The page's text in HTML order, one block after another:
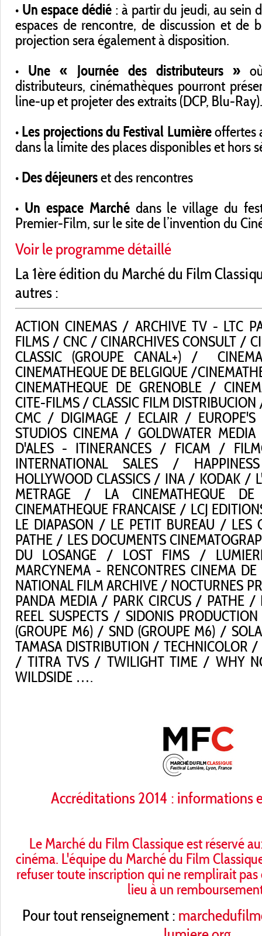
• Un espace dédié: à partir du jeudi, au sein
espaces de rencontre, de discussion et de
projection sera également à disposition.
• Une « Journée des distributeurs »
distributeurs, cinémathèques pourront
line-up et projeter des extraits (DCP, Blu-Ray).
• Les projections du Festival Lumièreoffertes
dans la limite des places disponibles et hors
• Des déjeunerset des rencontres
• Un espace Marchédans le village du
Premier-Film, sur le site de l’invention du
Voir le programme détaillé
La 1ère édition du Marché du Film
autres :
ACTION CINEMAS / ARCHIVE TV - LTC
FILMS / CNC / CINARCHIVES CONSULT /
CLASSIC (GROUPE CANAL+) /
CINEMATHEQUE DE BELGIQUE /
CINEMATHEQUE DE GRENOBLE /
CITE-FILMS / CLASSIC FILM
CMC / DIGIMAGE / ECLAIR / EUROPE'S
STUDIOS CINEMA / GOLDWATER
D'ALES - ITINERANCES / FICAM /
INTERNATIONAL SALES /
HOLLYWOOD CLASSICS / INA / KODAK /
METRAGE / LA CINEMATHEQUE
CINEMATHEQUE FRANCAISE / LCJ
LE DIAPASON / LE PETIT BUREAU / LES
PATHE / LES DOCUMENTS
DU LOSANGE / LOST FIMS /
MARCYNEMA - RENCONTRES CINEMA
NATIONAL FILM ARCHIVE / NOCTURNES
PANDA MEDIA / PARK CIRCUS / PATHE /
REEL SUSPECTS / SIDONIS
(GROUPE M6) / SND (GROUPE M6) /
TAMASA DISTRIBUTION / TECHNICOLOR
/ TITRA TVS / TWILIGHT TIME / WHY
WILDSIDE ….
Accréditations 2014 : informations
Le Marché du Film Classique est réservé
cinéma. L'équipe du Marché du Film
refuser toute inscription qui ne remplirait
lieu à un
Pour tout renseignement :